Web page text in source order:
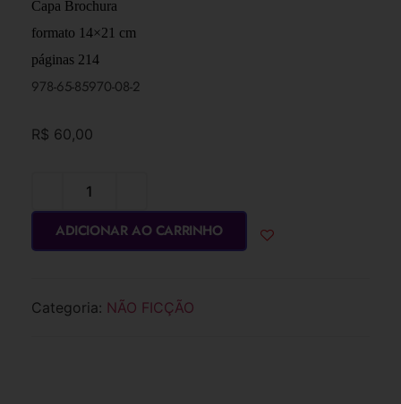
Capa Brochura
formato 14×21 cm
páginas 214
978-65-85970-08-2
R$ 60,00
ADICIONAR AO CARRINHO
Categoria: NÃO FICÇÃO